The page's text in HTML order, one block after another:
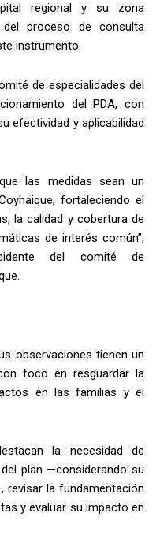
regional y su zona
proceso de consulta
instrumento.
de especialidades del
del PDA, con
efectividad y aplicabilidad
las medidas sean un
fortaleciendo el
la calidad y cobertura de
de interés común”,
del comité de
observaciones tienen un
foco en resguardar la
en las familias y el
la necesidad de
plan —considerando su
la fundamentación
y evaluar su impacto en